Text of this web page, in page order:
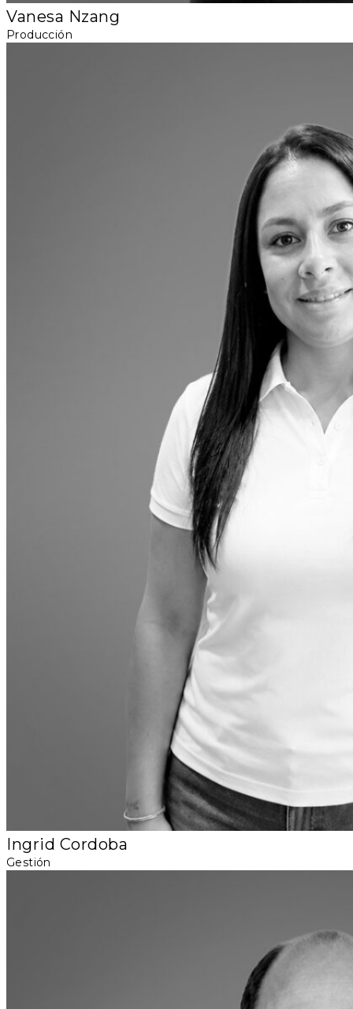
Vanesa Nzang
Producción
Ingrid Cordoba
Gestión